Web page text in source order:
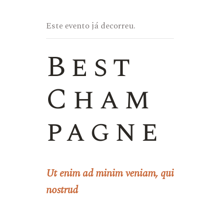
Este evento já decorreu.
Best
Cham
pagne
Ut enim ad minim veniam, quis
nostrud